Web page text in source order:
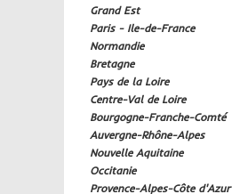
Grand Est
Paris - Ile-de-France
Normandie
Bretagne
Pays de la Loire
Centre-Val de Loire
Bourgogne-Franche-Comté
Auvergne-Rhône-Alpes
Nouvelle Aquitaine
Occitanie
Provence-Alpes-Côte d'Azur